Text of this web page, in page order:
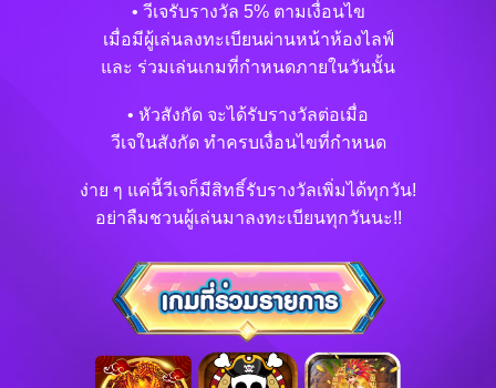
• วีเจรับรางวัล 5% ตามเงื่อนไข
เมื่อมีผู้เล่นลงทะเบียนผ่านหน้าห้องไลฟ์
และ ร่วมเล่นเกมที่กำหนดภายในวันนั้น
• หัวสังกัด จะได้รับรางวัลต่อเมื่อ
วีเจในสังกัด ทำครบเงื่อนไขที่กำหนด
ง่าย ๆ แค่นี้วีเจก็มีสิทธิ์รับรางวัลเพิ่มได้ทุกวัน!
อย่าลืมชวนผู้เล่นมาลงทะเบียนทุกวันนะ!!